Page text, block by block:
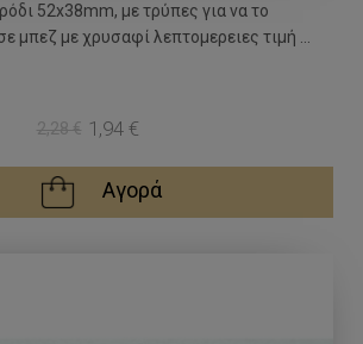
52x38mm, με τρύπες για να το
μπεζ με χρυσαφί λεπτομερειες τιμή ...
2,28 € 1,94 €
Αγορά